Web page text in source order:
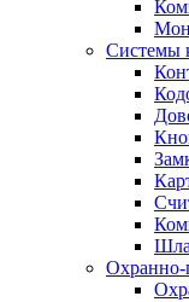
Системы